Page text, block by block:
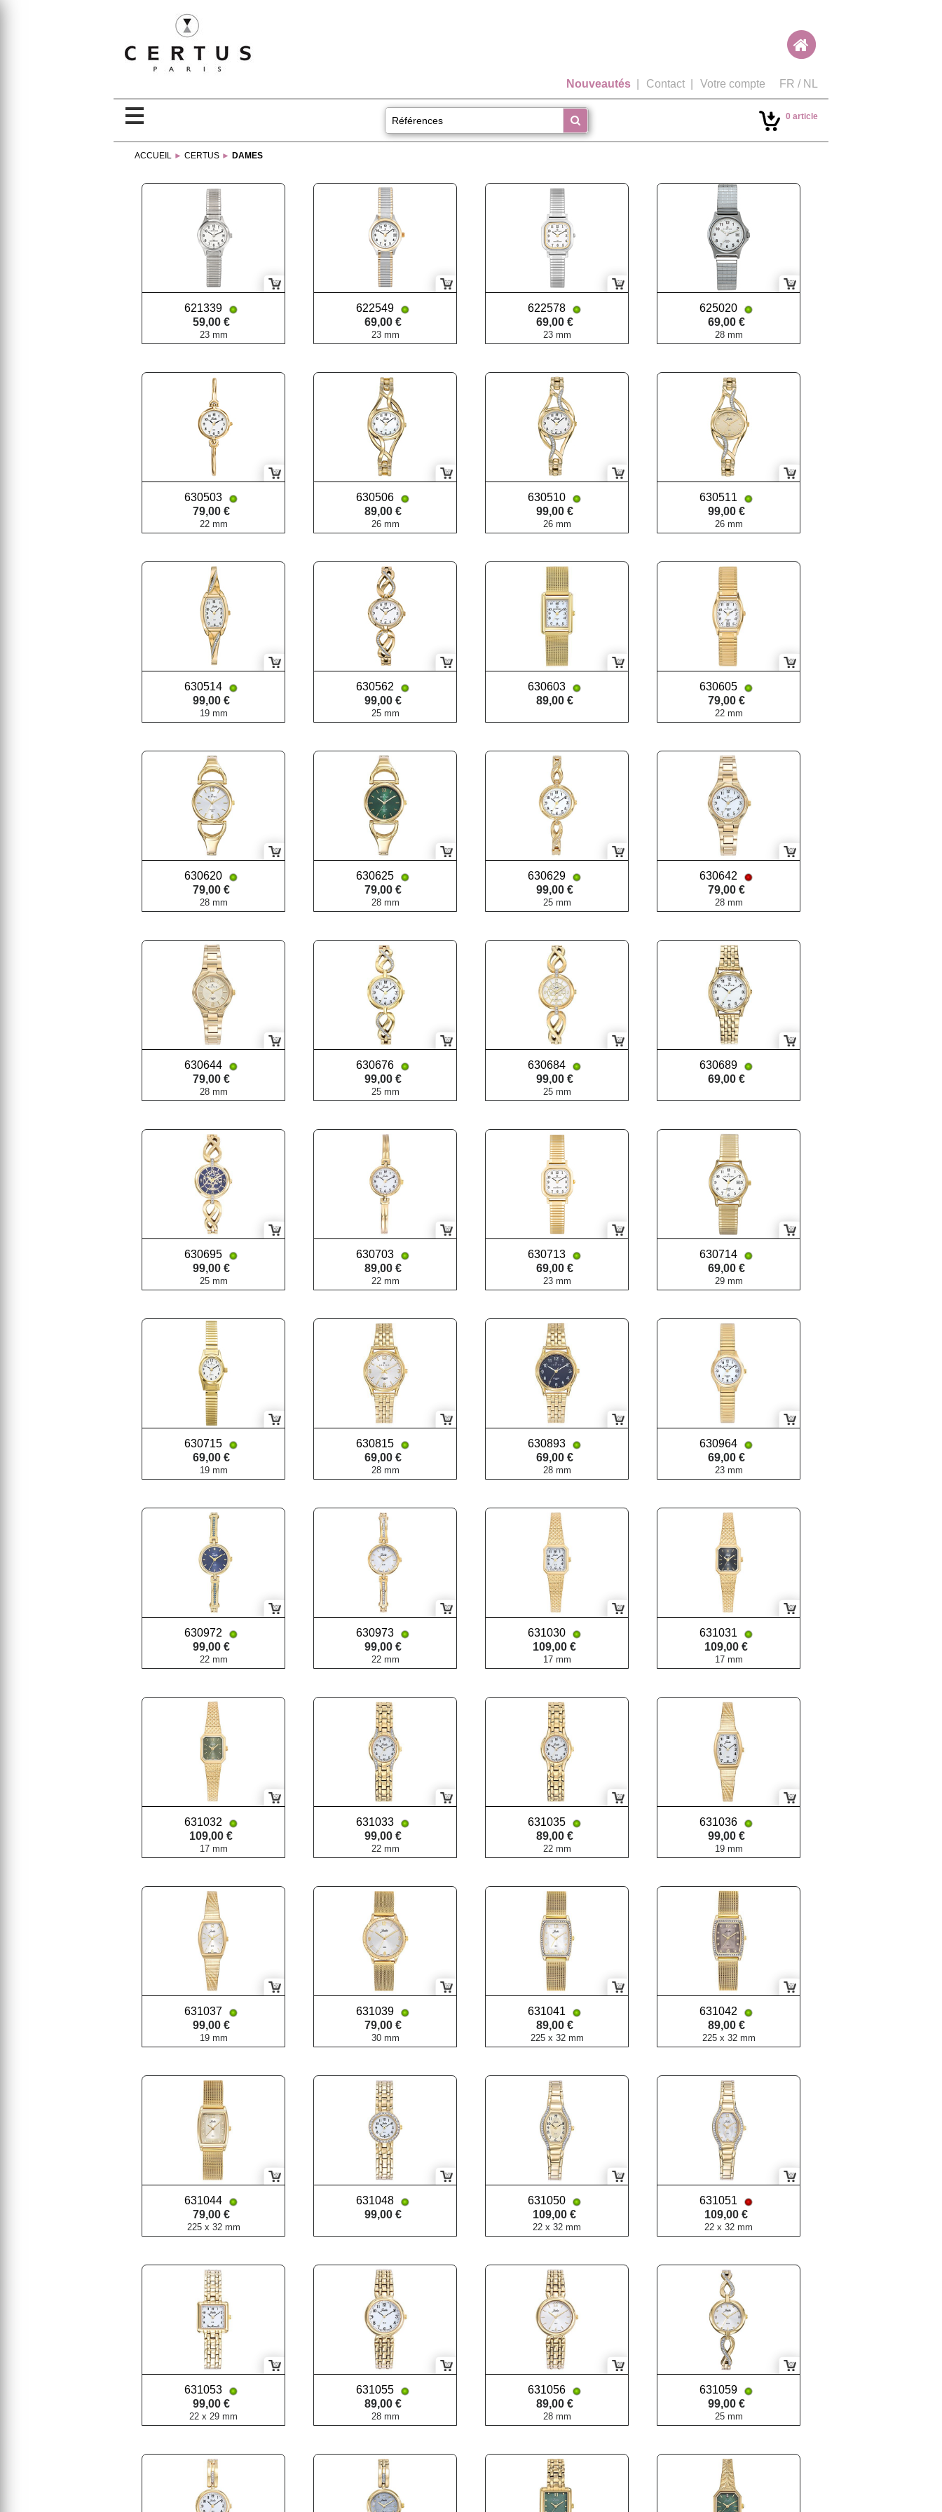
Nouveautés Contact Votre compte FR / NL
0 article
ACCUEIL ► CERTUS ► DAMES
621339
59,00 €
23 mm
622549
69,00 €
23 mm
622578
69,00 €
23 mm
625020
69,00 €
28 mm
630503
79,00 €
22 mm
630506
89,00 €
26 mm
630510
99,00 €
26 mm
630511
99,00 €
26 mm
630514
99,00 €
19 mm
630562
99,00 €
25 mm
630603
89,00 €
630605
79,00 €
22 mm
630620
79,00 €
28 mm
630625
79,00 €
28 mm
630629
99,00 €
25 mm
630642
79,00 €
28 mm
630644
79,00 €
28 mm
630676
99,00 €
25 mm
630684
99,00 €
25 mm
630689
69,00 €
630695
99,00 €
25 mm
630703
89,00 €
22 mm
630713
69,00 €
23 mm
630714
69,00 €
29 mm
630715
69,00 €
19 mm
630815
69,00 €
28 mm
630893
69,00 €
28 mm
630964
69,00 €
23 mm
630972
99,00 €
22 mm
630973
99,00 €
22 mm
631030
109,00 €
17 mm
631031
109,00 €
17 mm
631032
109,00 €
17 mm
631033
99,00 €
22 mm
631035
89,00 €
22 mm
631036
99,00 €
19 mm
631037
99,00 €
19 mm
631039
79,00 €
30 mm
631041
89,00 €
225 x 32 mm
631042
89,00 €
225 x 32 mm
631044
79,00 €
225 x 32 mm
631048
99,00 €
631050
109,00 €
22 x 32 mm
631051
109,00 €
22 x 32 mm
631053
99,00 €
22 x 29 mm
631055
89,00 €
28 mm
631056
89,00 €
28 mm
631059
99,00 €
25 mm